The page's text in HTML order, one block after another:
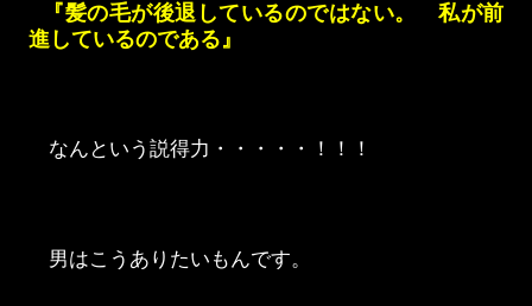
『髪の毛が後退しているのではない。 私が前
進しているのである』
なんという説得力・・・・・！！！
男はこうありたいもんです。